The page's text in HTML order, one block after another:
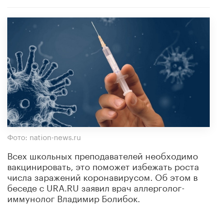
Фото: nation-news.ru
Всех школьных преподавателей необходимо
вакцинировать, это поможет избежать роста
числа заражений коронавирусом. Об этом в
беседе с URA.RU заявил врач аллерголог-
иммунолог Владимир Болибок.